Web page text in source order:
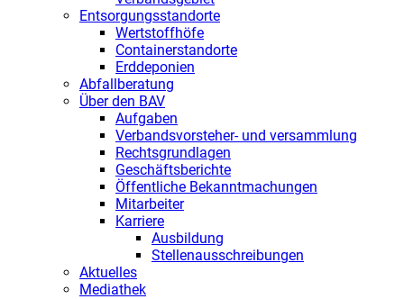
Entsorgungsstandorte
Wertstoffhöfe
Containerstandorte
Erddeponien
Abfallberatung
Über den BAV
Aufgaben
Verbandsvorsteher- und versammlung
Rechtsgrundlagen
Geschäftsberichte
Öffentliche Bekanntmachungen
Mitarbeiter
Karriere
Ausbildung
Stellenausschreibungen
Aktuelles
Mediathek